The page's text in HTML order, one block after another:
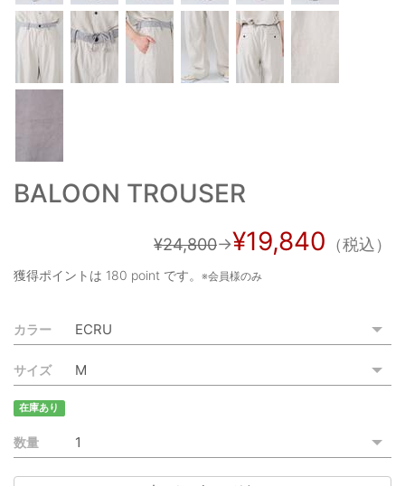
新規会員登録
お買い物カゴ
ご利用規約
BALOON TROUSER
¥24,800→¥19,840 （税込）
獲得ポイントは 180 point です。 ※会員様のみ
カラー
サイズ
在庫あり
数量